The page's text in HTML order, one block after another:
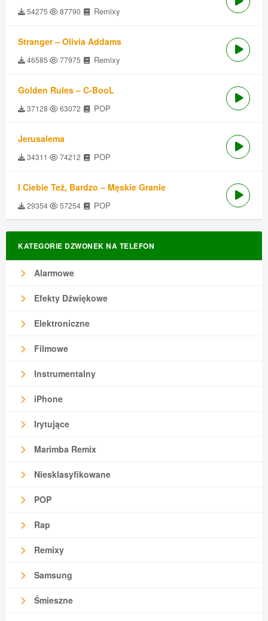
54275 87790 Remixy
Stranger – Olivia Addams
46585 77975 Remixy
Golden Rules – C-BooL
37128 63072 POP
Jerusalema
34311 74212 POP
I Ciebie Też, Bardzo – Męskie Granie
29354 57254 POP
KATEGORIE DZWONEK NA TELEFON
Alarmowe
Efekty Dźwiękowe
Elektroniczne
Filmowe
Instrumentalny
iPhone
Irytujące
Marimba Remix
Niesklasyfikowane
POP
Rap
Remixy
Samsung
Śmieszne